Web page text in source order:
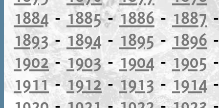
1884 - 1885-1886- 1887
1893- 1894 - 1895 - 1896
1902-1903-1904-1905
1911-1912-1913 -1914